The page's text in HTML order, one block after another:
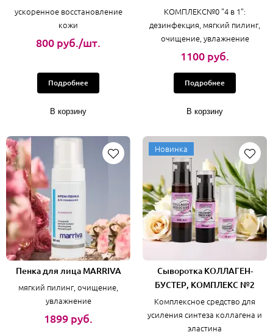
ускоренное восстановление
кожи
800 руб./шт.
Подробнее
В корзину
КОМПЛЕКС№0 "4 в 1":
дезинфекция, мягкий пилинг,
очищение, увлажнение
1100 руб.
Подробнее
В корзину
Пенка для лица MARRIVA
мягкий пилинг, очищение,
увлажнение
1899 руб.
Новинка
Сыворотка КОЛЛАГЕН-
БУСТЕР, КОМПЛЕКС №2
Комплексное средство для
усиления синтеза коллагена и
эластина